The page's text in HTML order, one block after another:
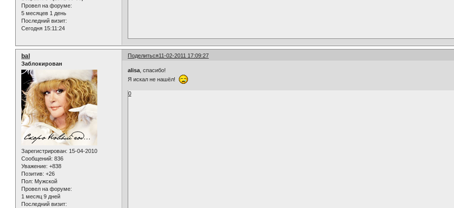
Провел на форуме:
5 месяцев 1 день
Последний визит:
Сегодня 15:11:24
Поделиться11-02-2011 17:09:27
bal
Заблокирован
Зарегистрирован: 15-04-2010
Сообщений: 836
Уважение: +838
Позитив: +26
Пол: Мужской
Провел на форуме:
1 месяц 9 дней
Последний визит:
alisa, спасибо!
Я искал не нашёл!
0